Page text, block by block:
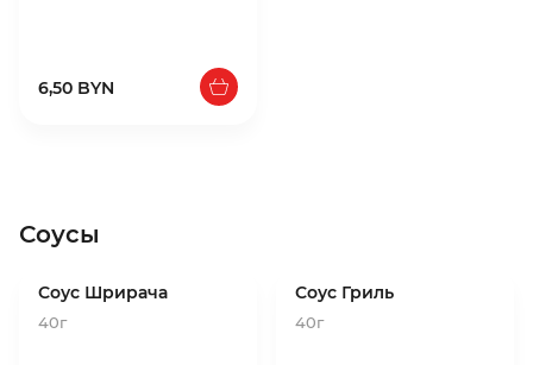
6,50 BYN
Соусы
Соус Шрирача
40г
Соус Гриль
40г